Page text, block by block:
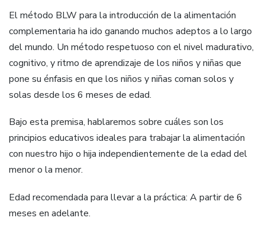
El método BLW para la introducción de la alimentación
complementaria ha ido ganando muchos adeptos a lo largo
del mundo. Un método respetuoso con el nivel madurativo,
cognitivo, y ritmo de aprendizaje de los niños y niñas que
pone su énfasis en que los niños y niñas coman solos y
solas desde los 6 meses de edad.
Bajo esta premisa, hablaremos sobre cuáles son los
principios educativos ideales para trabajar la alimentación
con nuestro hijo o hija independientemente de la edad del
menor o la menor.
Edad recomendada para llevar a la práctica: A partir de 6
meses en adelante.